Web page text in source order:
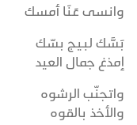
وانسى عَنَا أمسك
بَسَّك لبـيج بسّك
إمذغ جمال العيد
واتجنّب الرشوه
والأخذ بالقوه